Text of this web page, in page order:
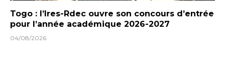
Togo : l’Ires-Rdec ouvre son concours d’entrée
pour l’année académique 2026-2027
04/08/2026